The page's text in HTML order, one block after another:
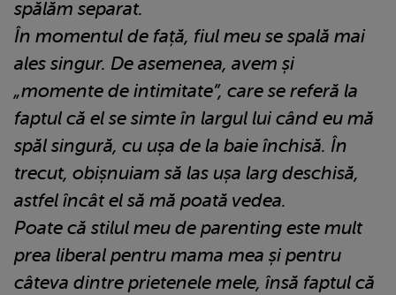
spălăm separat.
În momentul de față, fiul meu se spală mai
ales singur. De asemenea, avem și
„momente de intimitate”, care se referă la
faptul că el se simte în largul lui când eu mă
spăl singură, cu ușa de la baie închisă. În
trecut, obișnuiam să las ușa larg deschisă,
astfel încât el să mă poată vedea.
Poate că stilul meu de parenting este mult
prea liberal pentru mama mea și pentru
câteva dintre prietenele mele, însă faptul că